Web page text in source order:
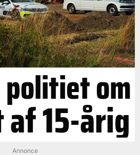
om
15-årig
Annonce